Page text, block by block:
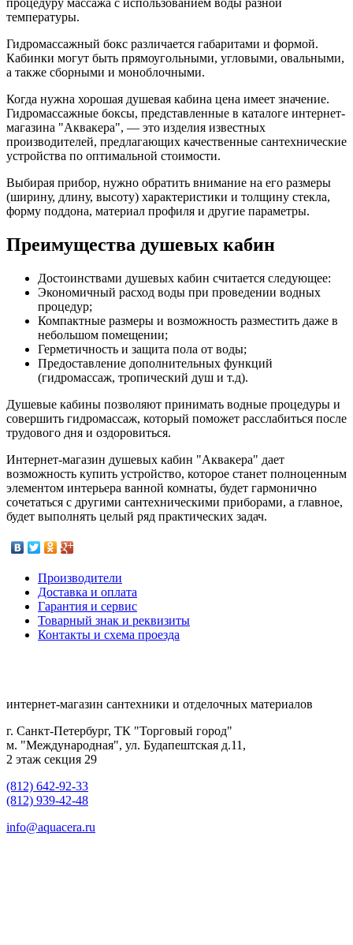
процедуру массажа с использованием воды разной
температуры.
Гидромассажный бокс различается габаритами и формой.
Кабинки могут быть прямоугольными, угловыми, овальными,
а также сборными и моноблочными.
Когда нужна хорошая душевая кабина цена имеет значение.
Гидромассажные боксы, представленные в каталоге интернет-
магазина "Аквакера", — это изделия известных
производителей, предлагающих качественные сантехнические
устройства по оптимальной стоимости.
Выбирая прибор, нужно обратить внимание на его размеры
(ширину, длину, высоту) характеристики и толщину стекла,
форму поддона, материал профиля и другие параметры.
Преимущества душевых кабин
Достоинствами душевых кабин считается следующее:
Экономичный расход воды при проведении водных
процедур;
Компактные размеры и возможность разместить даже в
небольшом помещении;
Герметичность и защита пола от воды;
Предоставление дополнительных функций
(гидромассаж, тропический душ и т.д).
Душевые кабины позволяют принимать водные процедуры и
совершить гидромассаж, который поможет расслабиться после
трудового дня и оздоровиться.
Интернет-магазин душевых кабин "Аквакера" дает
возможность купить устройство, которое станет полноценным
элементом интерьера ванной комнаты, будет гармонично
сочетаться с другими сантехническими приборами, а главное,
будет выполнять целый ряд практических задач.
Производители
Доставка и оплата
Гарантия и сервис
Товарный знак и реквизиты
Контакты и схема проезда
интернет-магазин сантехники и отделочных материалов
г. Санкт-Петербург, ТК "Торговый город"
м. "Международная", ул. Будапештская д.11,
2 этаж секция 29
(812) 642-92-33
(812) 939-42-48
info@aquacera.ru